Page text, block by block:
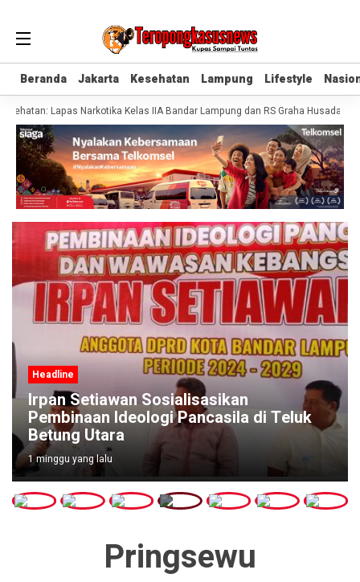
Beranda Jakarta Kesehatan Lampung Lifestyle
Beranda Jakarta Kesehatan Lampung Lifestyle
Lapas Narkotika Kelas IIA Bandar Lampung dan RS Graha Husada
Headline
Irpan Setiawan Sosialisasikan
Pembinaan Ideologi Pancasila di Teluk
Betung Utara
1 minggu yang lalu
Pringsewu